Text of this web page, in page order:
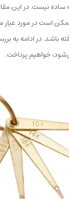
نیست. در این
است در مورد
در ادامه به
خواهیم پرداخت.